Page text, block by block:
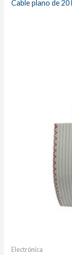
Cable plano de
Electrónica